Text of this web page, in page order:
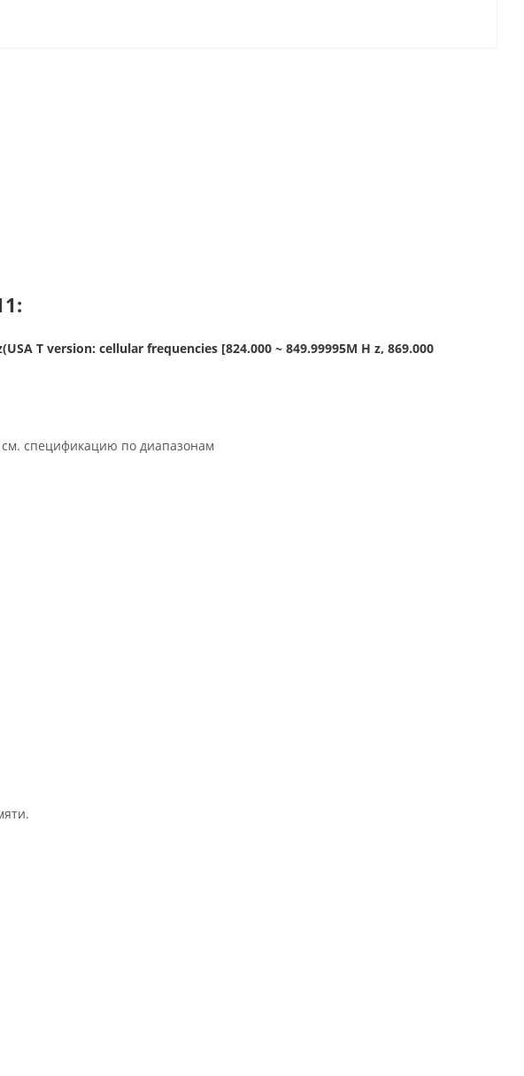
T version: cellular frequencies [824.000 ~ 849.99995M H z, 869.000
см. спецификацию по диапазонам